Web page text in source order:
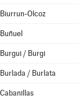
Biurrun-Olcoz
Buñuel
Burgui / Burgi
Burlada / Burlata
Cabanillas